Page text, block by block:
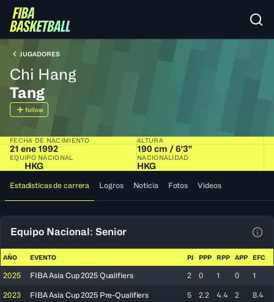
JUGADORES
Chi Hang
Tang
follow
FECHA DE NACIMIENTO
21 ene 1992
ALTURA
190 cm / 6'3"
EQUIPO NACIONAL
HKG
NACIONALIDAD
HKG
Estadísticas de carrera Logros Noticia Fotos Videos
Equipo Nacional: Senior
AÑO EVENTO PJ PPP RPP APP EFC
2025 FIBA Asia Cup 2025 Qualifiers 2 0 1 0 1
2023 FIBA Asia Cup 2025 Pre-Qualifiers 5 2.2 4.4 2 8.4